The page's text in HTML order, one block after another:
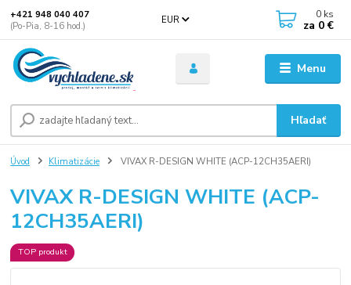
Menu
EUR
Hľadať
+421 948 040 407
(Po-Pia, 8-16 hod.)
0 ks
za 0 €
Úvod Klimatizácie VIVAX R-DESIGN WHITE (ACP-12CH35AERI)
VIVAX R-DESIGN WHITE (ACP-
12CH35AERI)
TOP produkt